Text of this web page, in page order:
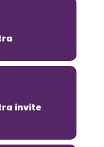
invite